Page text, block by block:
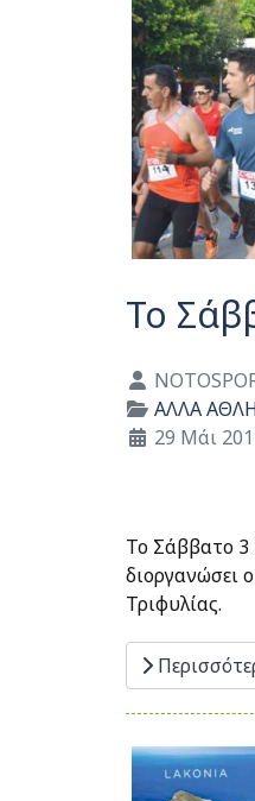
Το
Λεπτομέρειες
ΑΛΛΑ
29 Μάι
Το Σάββατο 3
διοργανώσει
Τριφυλίας.